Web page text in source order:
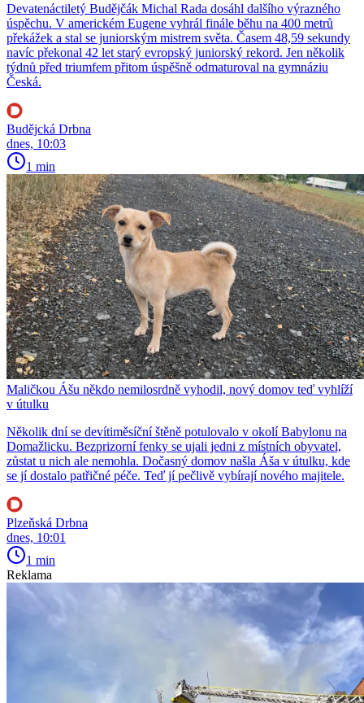
Devatenáctiletý Budějčák Michal Rada dosáhl dalšího výrazného
úspěchu. V americkém Eugene vyhrál finále běhu na 400 metrů
překážek a stal se juniorským mistrem světa. Časem 48,59 sekundy
navíc překonal 42 let starý evropský juniorský rekord. Jen několik
týdnů před triumfem přitom úspěšně odmaturoval na gymnáziu
Česká.
Budějcká Drbna
dnes, 10:03
1 min
Maličkou Ášu někdo nemilosrdně vyhodil, nový domov teď vyhlíží
v útulku
Několik dní se devítiměsíční štěně potulovalo v okolí Babylonu na
Domažlicku. Bezprizorní fenky se ujali jedni z místních obyvatel,
zůstat u nich ale nemohla. Dočasný domov našla Áša v útulku, kde
se jí dostalo patřičné péče. Teď jí pečlivě vybírají nového majitele.
Plzeňská Drbna
dnes, 10:01
1 min
Reklama